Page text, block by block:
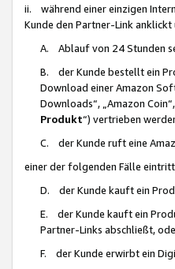
ii. während einer einzigen
Kunde den Partner-Link
A. Ablauf von 24 Stunden
B. der Kunde bestellt ein
Download einer Amazon
Downloads“, „Amazon
Produkt“) vertrieben
C. der Kunde ruft eine
einer der folgenden Fälle
D. der Kunde kauft ein
E. der Kunde kauft ein
Partner-Links abschließt,
F. der Kunde erwirbt ein